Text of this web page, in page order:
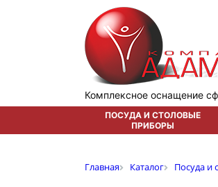
Комплексное оснащение
ПОСУДА И СТОЛОВЫЕ
ПРИБОРЫ
Главная Каталог Посуда и